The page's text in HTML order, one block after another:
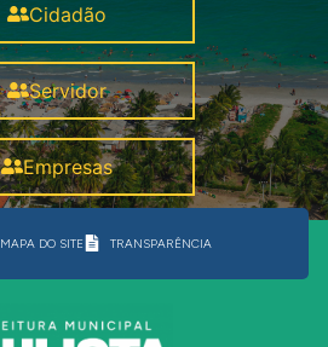
Cidadão
Servidor
Empresas
MAPA DO SITE TRANSPARÊNCIA